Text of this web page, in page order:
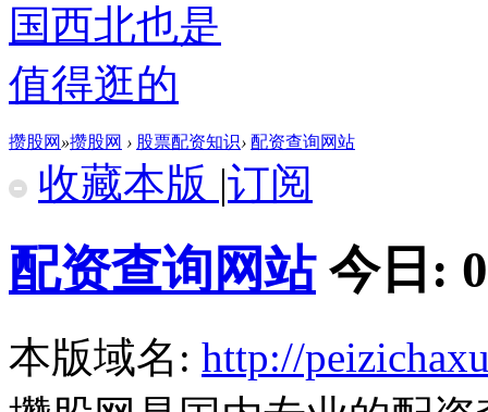
国西北也是
值得逛的
攒股网 »攒股网 › 股票配资知识› 配资查询网站
收藏本版 |订阅
配资查询网站 今日: 0
本版域名: http://